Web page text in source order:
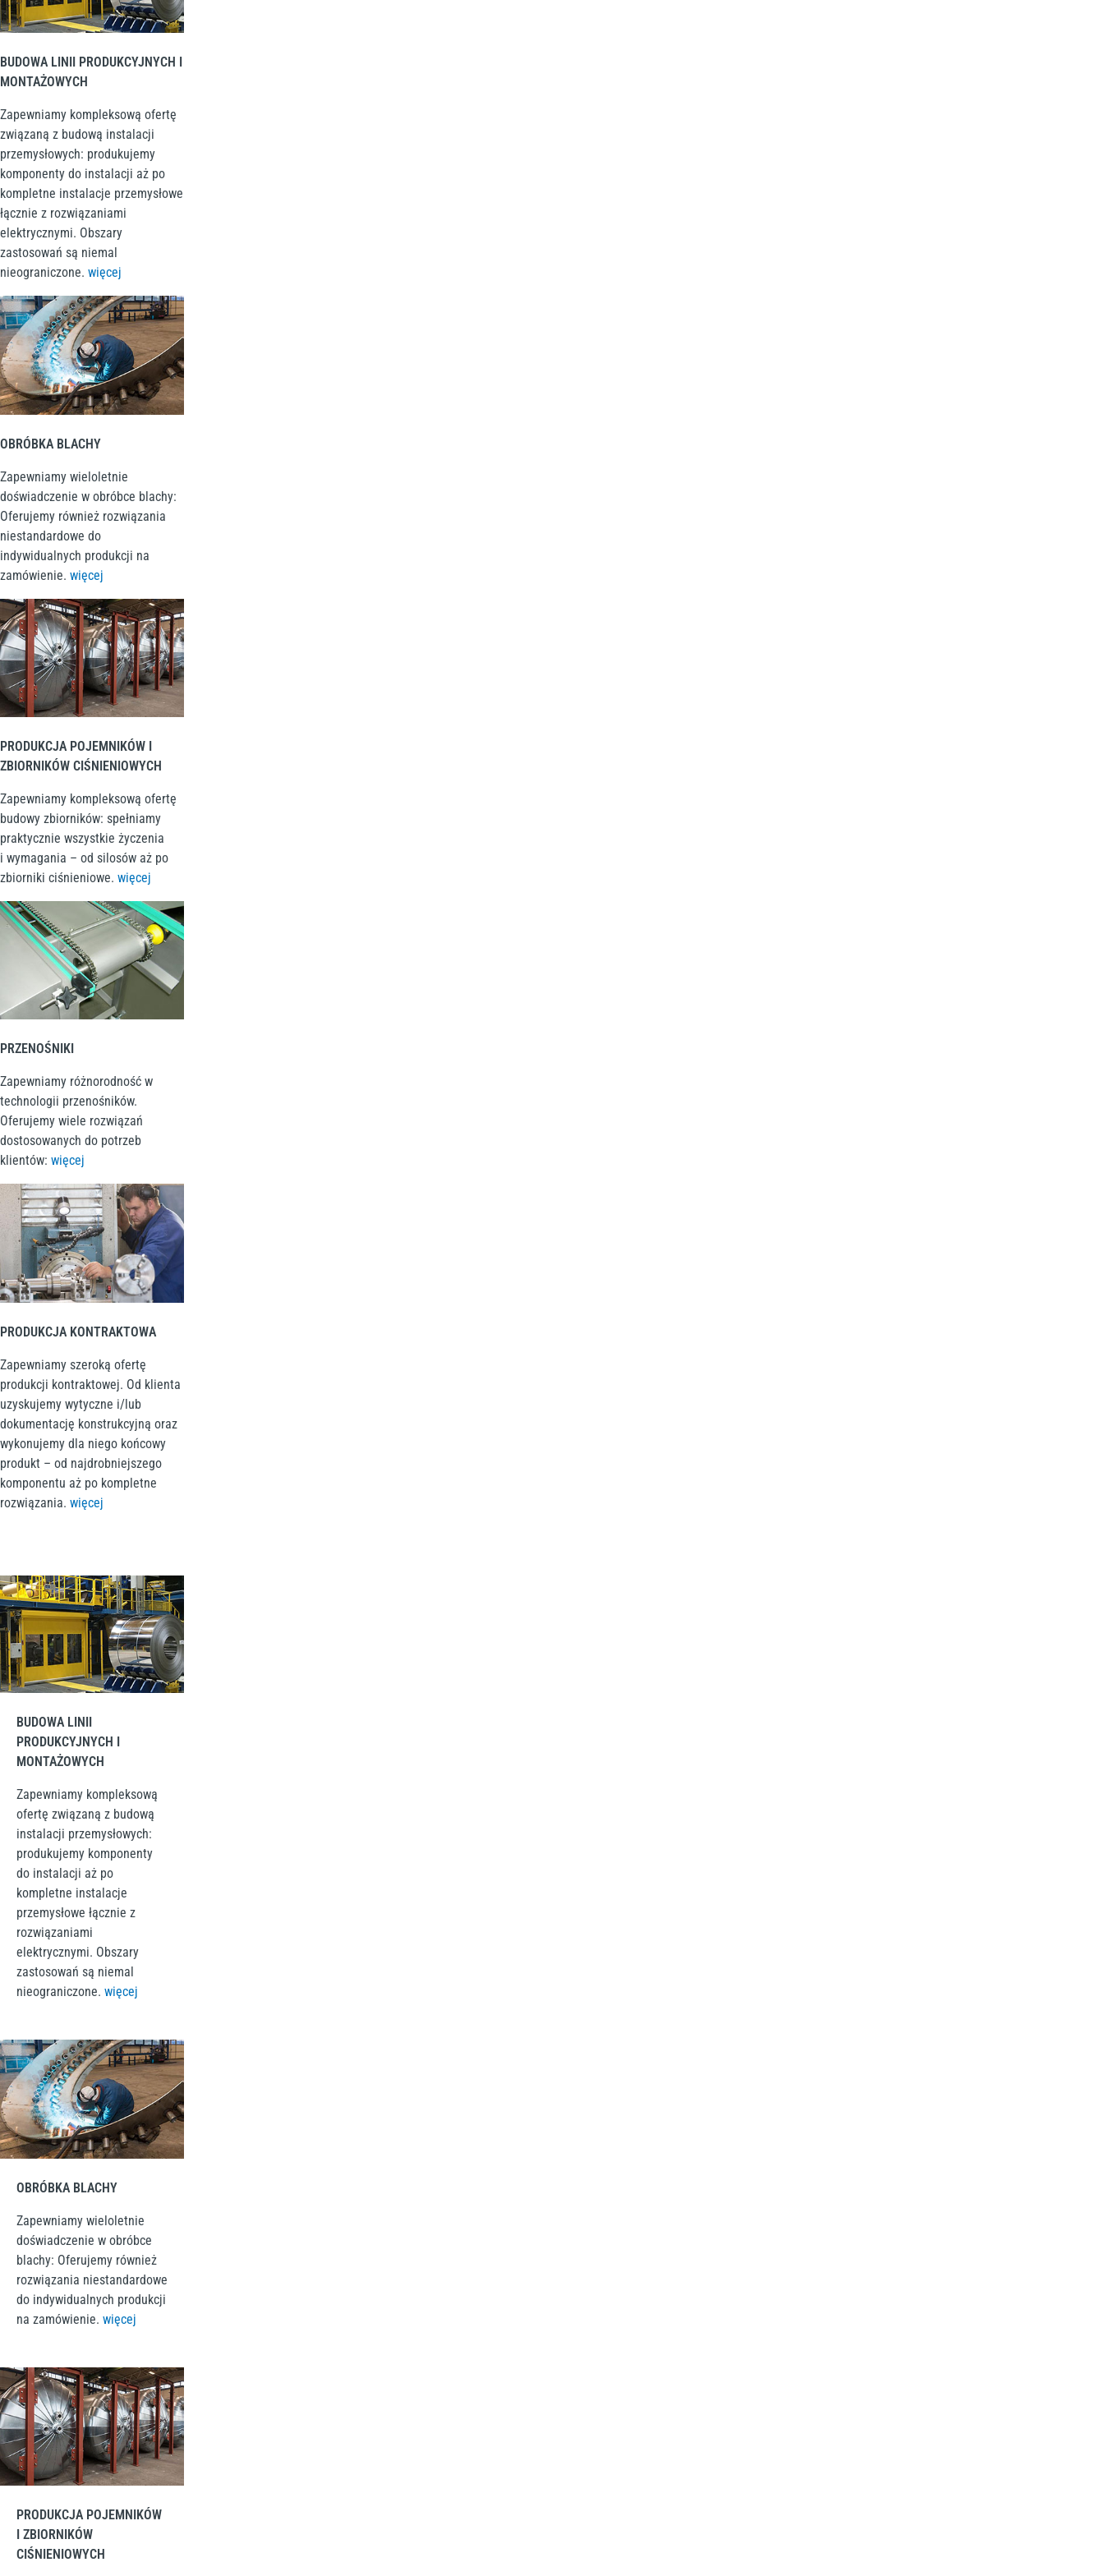
BUDOWA LINII PRODUKCYJNYCH I
MONTAŻOWYCH
Zapewniamy kompleksową ofertę
związaną z budową instalacji
przemysłowych: produkujemy
komponenty do instalacji aż po
kompletne instalacje przemysłowe
łącznie z rozwiązaniami
elektrycznymi. Obszary
zastosowań są niemal
nieograniczone. więcej
OBRÓBKA BLACHY
Zapewniamy wieloletnie
doświadczenie w obróbce blachy:
Oferujemy również rozwiązania
niestandardowe do
indywidualnych produkcji na
zamówienie. więcej
PRODUKCJA POJEMNIKÓW I
ZBIORNIKÓW CIŚNIENIOWYCH
Zapewniamy kompleksową ofertę
budowy zbiorników: spełniamy
praktycznie wszystkie życzenia
i wymagania – od silosów aż po
zbiorniki ciśnieniowe. więcej
PRZENOŚNIKI
Zapewniamy różnorodność w
technologii przenośników.
Oferujemy wiele rozwiązań
dostosowanych do potrzeb
klientów: więcej
PRODUKCJA KONTRAKTOWA
Zapewniamy szeroką ofertę
produkcji kontraktowej. Od klienta
uzyskujemy wytyczne i/lub
dokumentację konstrukcyjną oraz
wykonujemy dla niego końcowy
produkt – od najdrobniejszego
komponentu aż po kompletne
rozwiązania. więcej
BUDOWA LINII
PRODUKCYJNYCH I
MONTAŻOWYCH
Zapewniamy kompleksową
ofertę związaną z budową
instalacji przemysłowych:
produkujemy komponenty
do instalacji aż po
kompletne instalacje
przemysłowe łącznie z
rozwiązaniami
elektrycznymi. Obszary
zastosowań są niemal
nieograniczone. więcej
OBRÓBKA BLACHY
Zapewniamy wieloletnie
doświadczenie w obróbce
blachy: Oferujemy również
rozwiązania niestandardowe
do indywidualnych produkcji
na zamówienie. więcej
PRODUKCJA POJEMNIKÓW
I ZBIORNIKÓW
CIŚNIENIOWYCH